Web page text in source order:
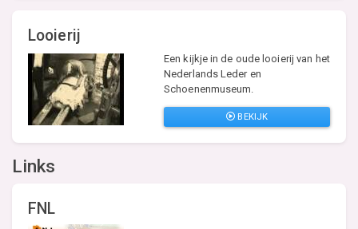
Looierij
Een kijkje in de oude looierij van het
Nederlands Leder en
Schoenenmuseum.
BEKIJK
Links
FNL